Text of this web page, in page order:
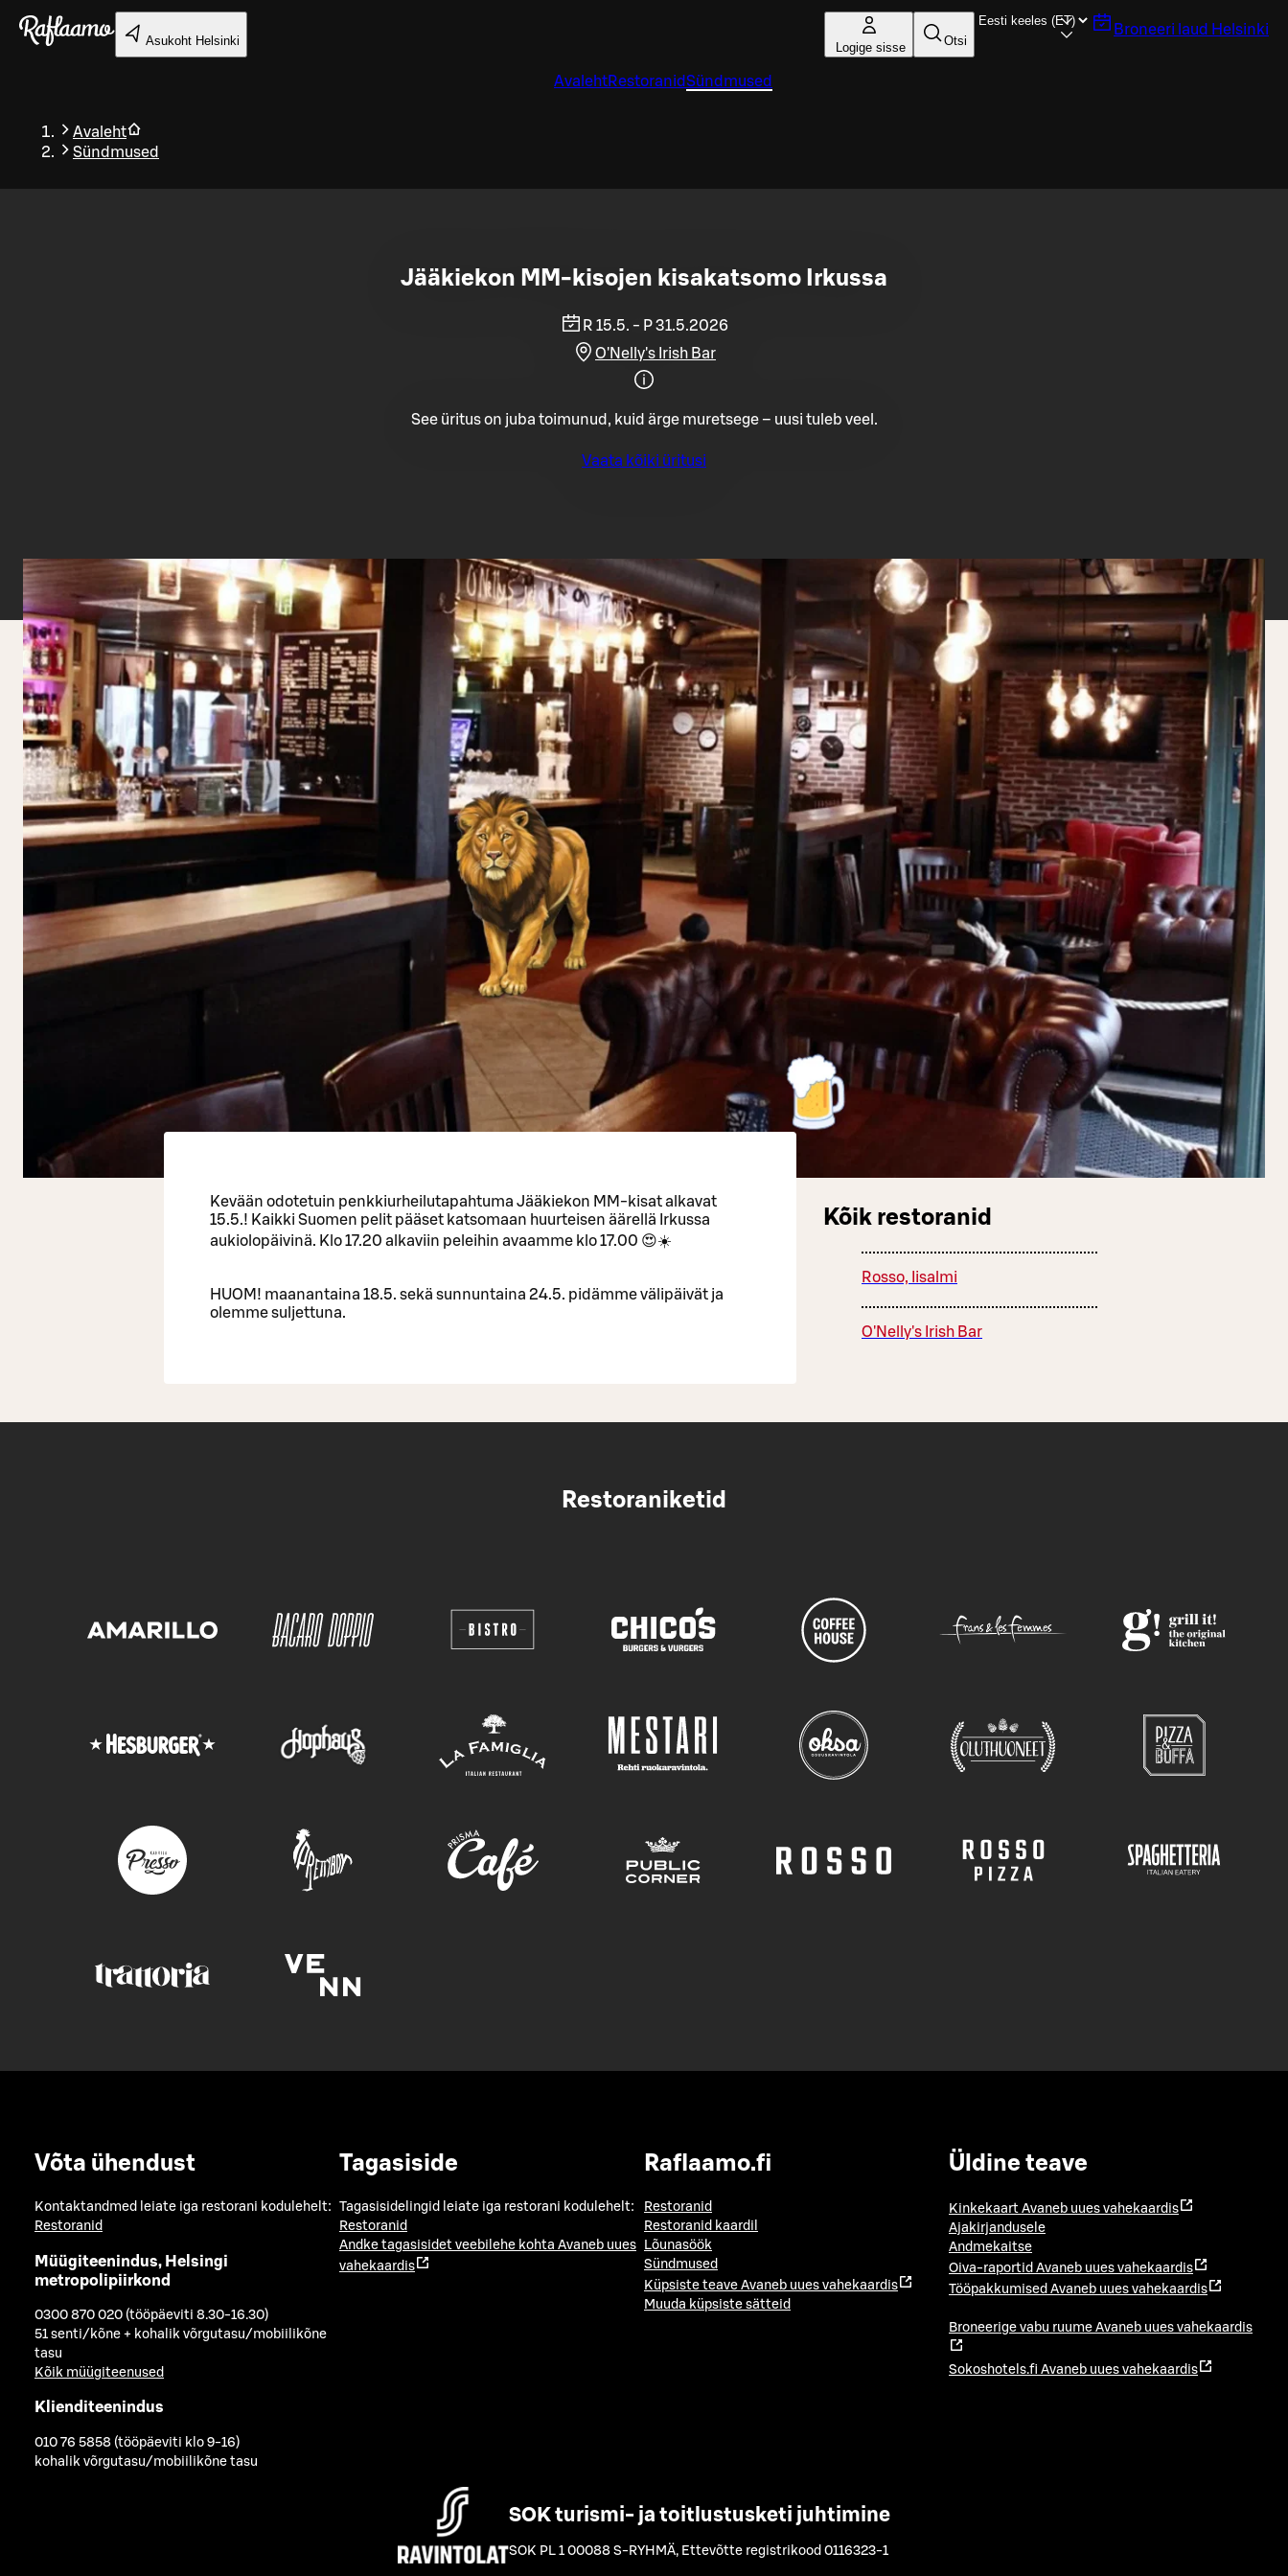
Liigu peamise sisu juurde
Asukoht Helsinki Logige sisse Otsi
Broneeri laud Helsinki
AvalehtRestoranidSündmused
Avaleht
Sündmused
Tagasi
Jääkiekon MM-kisojen kisakatsomo Irkussa
R 15.5. - P 31.5.2026
O'Nelly's Irish Bar
See üritus on juba toimunud, kuid ärge muretsege – uusi tuleb veel.
Vaata kõiki üritusi
Kevään odotetuin penkkiurheilutapahtuma Jääkiekon MM-kisat alkavat
15.5.! Kaikki Suomen pelit pääset katsomaan huurteisen äärellä Irkussa
aukiolopäivinä. Klo 17.20 alkaviin peleihin avaamme klo 17.00 😍☀️
HUOM! maanantaina 18.5. sekä sunnuntaina 24.5. pidämme välipäivät ja
olemme suljettuna.
Kõik restoranid
Rosso, Iisalmi
O'Nelly's Irish Bar
Restoraniketid
Võta ühendust
Kontaktandmed leiate iga restorani kodulehelt:
Restoranid
Müügiteenindus, Helsingi
metropolipiirkond
0300 870 020 (tööpäeviti 8.30-16.30)
51 senti/kõne + kohalik võrgutasu/mobiilikõne
tasu
Kõik müügiteenused
Klienditeenindus
010 76 5858 (tööpäeviti klo 9-16)
kohalik võrgutasu/mobiilikõne tasu
Tagasiside
Tagasisidelingid leiate iga restorani kodulehelt:
Restoranid
Andke tagasisidet veebilehe kohta Avaneb uues
vahekaardis
Raflaamo.fi
Restoranid
Restoranid kaardil
Lõunasöök
Sündmused
Küpsiste teave Avaneb uues vahekaardis
Muuda küpsiste sätteid
Üldine teave
Kinkekaart Avaneb uues vahekaardis
Ajakirjandusele
Andmekaitse
Oiva-raportid Avaneb uues vahekaardis
Tööpakkumised Avaneb uues vahekaardis
Broneerige vabu ruume Avaneb uues vahekaardis
Sokoshotels.fi Avaneb uues vahekaardis
SOK turismi- ja toitlustusketi juhtimine
SOK PL 1 00088 S-RYHMÄ, Ettevõtte registrikood 0116323-1